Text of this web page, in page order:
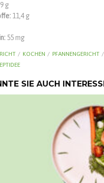
g
11,4 g
55 mg
KOCHEN PFANNENGERICHT
SIE AUCH